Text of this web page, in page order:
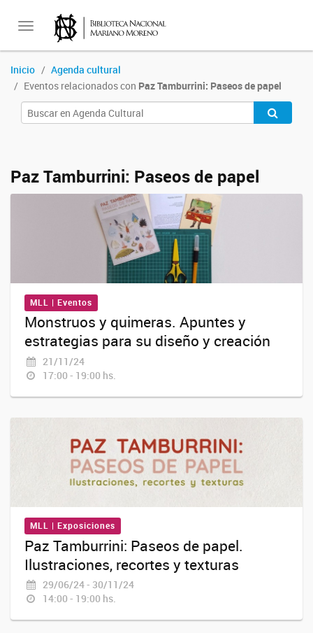
Toggle
Inicio
Agenda cultural
Eventos relacionados con Paz Tamburrini: Paseos de papel
Paz Tamburrini: Paseos de papel
MLL | Eventos
Monstruos y quimeras. Apuntes y
estrategias para su diseño y creación
21/11/24
17:00 - 19:00 hs.
MLL | Exposiciones
Paz Tamburrini: Paseos de papel.
Ilustraciones, recortes y texturas
29/06/24 - 30/11/24
14:00 - 19:00 hs.